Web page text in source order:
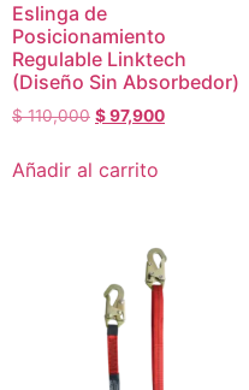
Eslinga de
Posicionamiento
Regulable Linktech
(Diseño Sin Absorbedor)
$110,000 $97,900
Añadir al carrito